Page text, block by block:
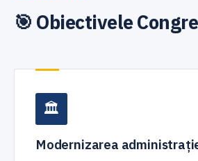
🎯 Obiectivele
🏛
Modernizarea